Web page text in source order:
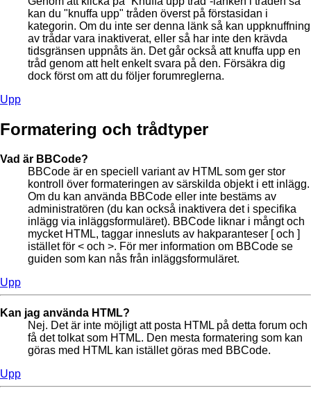
kan du "knuffa upp" tråden överst på förstasidan i
kategorin. Om du inte ser denna länk så kan uppknuffning
av trådar vara inaktiverat, eller så har inte den krävda
tidsgränsen uppnåts än. Det går också att knuffa upp en
tråd genom att helt enkelt svara på den. Försäkra dig
dock först om att du följer forumreglerna.
Upp
Formatering och trådtyper
Vad är BBCode?
BBCode är en speciell variant av HTML som ger stor
kontroll över formateringen av särskilda objekt i ett inlägg.
Om du kan använda BBCode eller inte bestäms av
administratören (du kan också inaktivera det i specifika
inlägg via inläggsformuläret). BBCode liknar i mångt och
mycket HTML, taggar innesluts av hakparanteser [ och ]
istället för < och >. För mer information om BBCode se
guiden som kan nås från inläggsformuläret.
Upp
Kan jag använda HTML?
Nej. Det är inte möjligt att posta HTML på detta forum och
få det tolkat som HTML. Den mesta formatering som kan
göras med HTML kan istället göras med BBCode.
Upp